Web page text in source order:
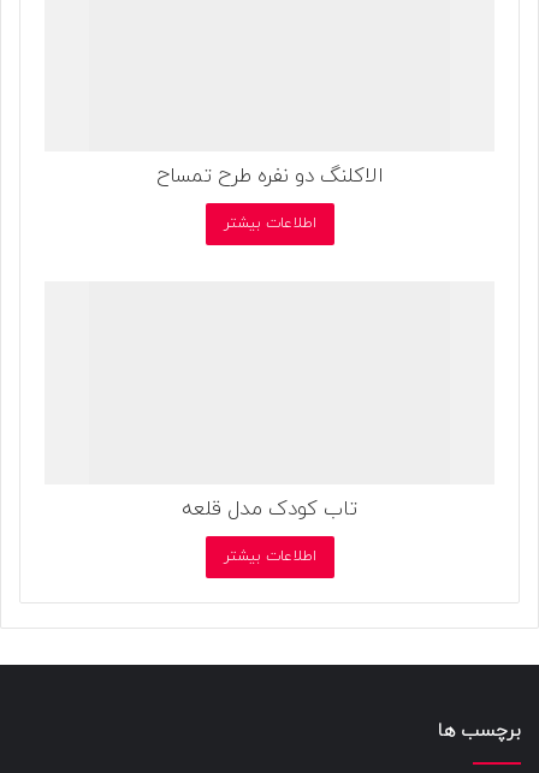
الاکلنگ دو نفره طرح تمساح
اطلاعات بیشتر
تاب کودک مدل قلعه
اطلاعات بیشتر
برچسب ها